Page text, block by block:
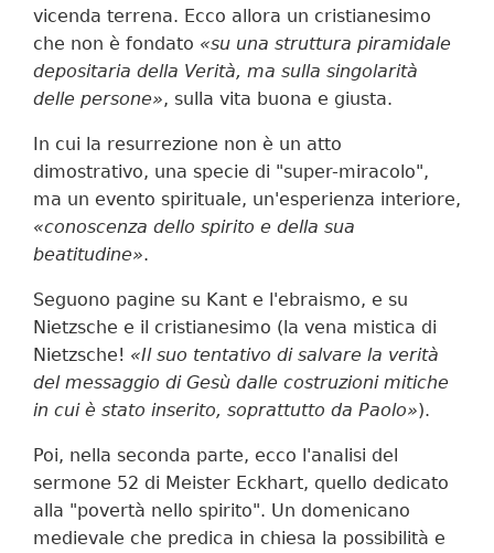
vicenda terrena. Ecco allora un cristianesimo
che non è fondato «su una struttura piramidale
depositaria della Verità, ma sulla singolarità
delle persone», sulla vita buona e giusta.
In cui la resurrezione non è un atto
dimostrativo, una specie di "super-miracolo",
ma un evento spirituale, un'esperienza interiore,
«conoscenza dello spirito e della sua
beatitudine».
Seguono pagine su Kant e l'ebraismo, e su
Nietzsche e il cristianesimo (la vena mistica di
Nietzsche! «Il suo tentativo di salvare la verità
del messaggio di Gesù dalle costruzioni mitiche
in cui è stato inserito, soprattutto da Paolo»).
Poi, nella seconda parte, ecco l'analisi del
sermone 52 di Meister Eckhart, quello dedicato
alla "povertà nello spirito". Un domenicano
medievale che predica in chiesa la possibilità e